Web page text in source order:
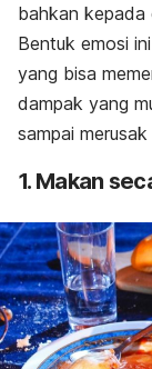
bahkan kepada
Bentuk emosi
yang bisa
dampak yang
sampai
1. Makan